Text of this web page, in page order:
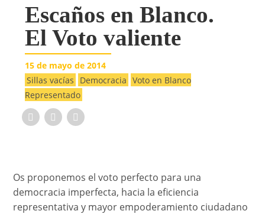
Escaños en Blanco.
El Voto valiente
15 de mayo de 2014
Sillas vacías
Democracia
Voto en Blanco
Representado
Os proponemos el voto perfecto para una
democracia imperfecta, hacia la eficiencia
representativa y mayor empoderamiento ciudadano